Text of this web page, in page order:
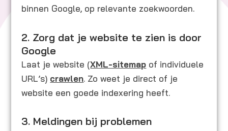
binnen Google, op relevante zoekwoorden.
2. Zorg dat je website te zien is door
Google
Laat je website (XML-sitemap of individuele
URL’s) crawlen. Zo weet je direct of je
website een goede indexering heeft.
3. Meldingen bij problemen